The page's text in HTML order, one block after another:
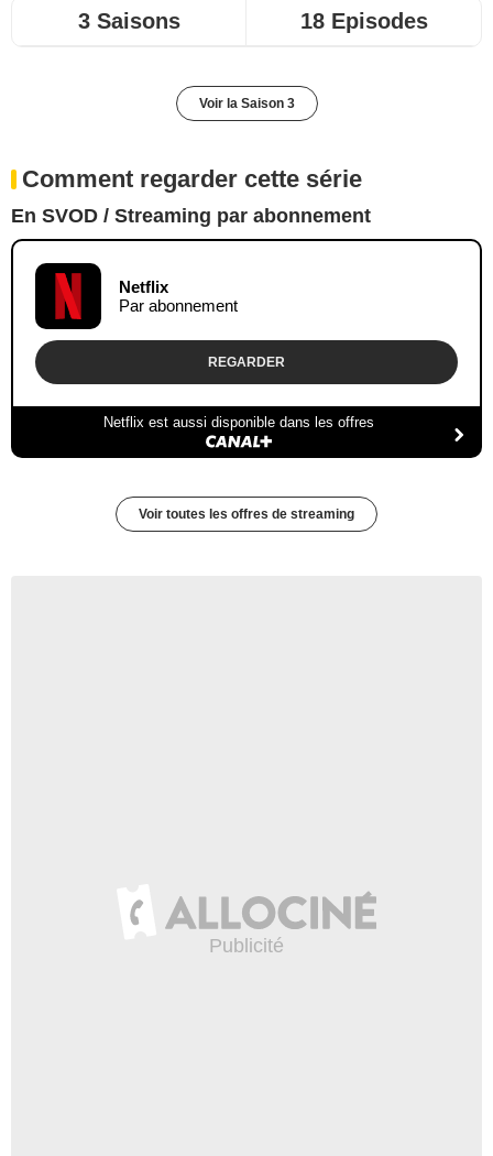
3 Saisons 18 Episodes
Voir la Saison 3
Comment regarder cette série
En SVOD / Streaming par abonnement
Netflix
Par abonnement
REGARDER
Netflix est aussi disponible dans les offres
Voir toutes les offres de streaming